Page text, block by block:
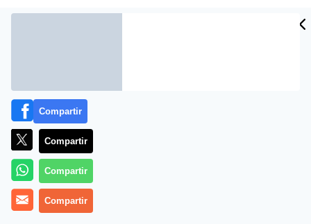
Compartir
Compartir
Compartir
Compartir